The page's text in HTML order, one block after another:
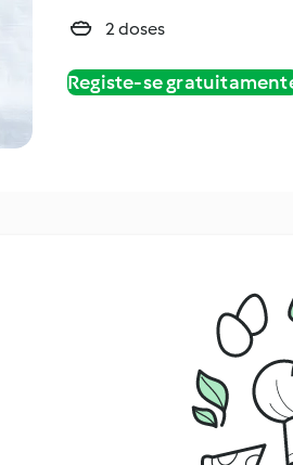
2 doses
Registe-se